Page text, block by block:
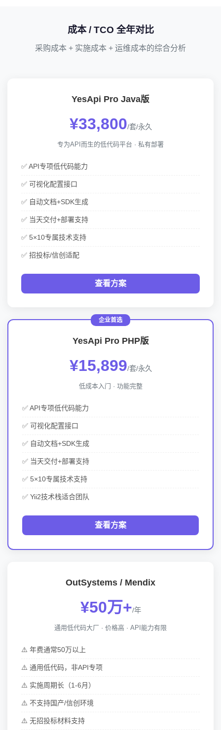
成本 / TCO 全年对比
采购成本 + 实施成本 + 运维成本的综合分析
YesApi Pro Java版
¥33,800/套/永久
专为API而生的低代码平台 · 私有部署
✅ API专项低代码能力
✅ 可视化配置接口
✅ 自动文档+SDK生成
✅ 当天交付+部署支持
✅ 5×10专属技术支持
✅ 招投标/信创适配
查看方案
YesApi Pro PHP版
¥15,899/套/永久
低成本入门 · 功能完整
✅ API专项低代码能力
✅ 可视化配置接口
✅ 自动文档+SDK生成
✅ 当天交付+部署支持
✅ 5×10专属技术支持
✅ Yii2技术栈适合团队
查看方案
OutSystems / Mendix
¥50万+/年
通用低代码大厂 · 价格高 · API能力有限
⚠️ 年费通常50万以上
⚠️ 通用低代码，非API专项
⚠️ 实施周期长（1-6月）
⚠️ 不支持国产/信创环境
⚠️ 无招投标材料支持